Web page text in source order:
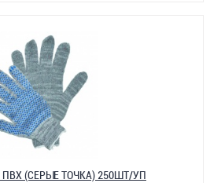
(СЕРЫЕ ТОЧКА) 250ШТ/УП